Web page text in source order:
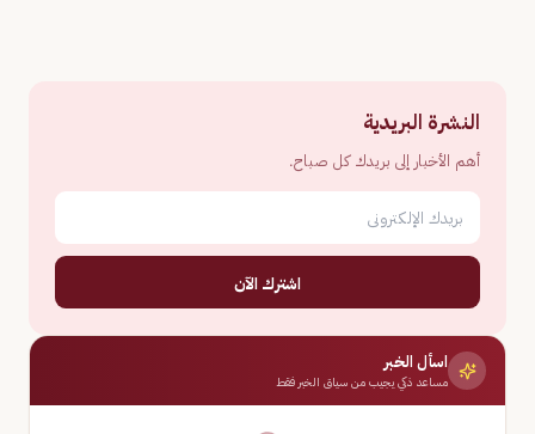
النشرة البريدية
أهم الأخبار إلى بريدك كل صباح.
اشترك الآن
اسأل الخبر
مساعد ذكي يجيب من سياق الخبر فقط